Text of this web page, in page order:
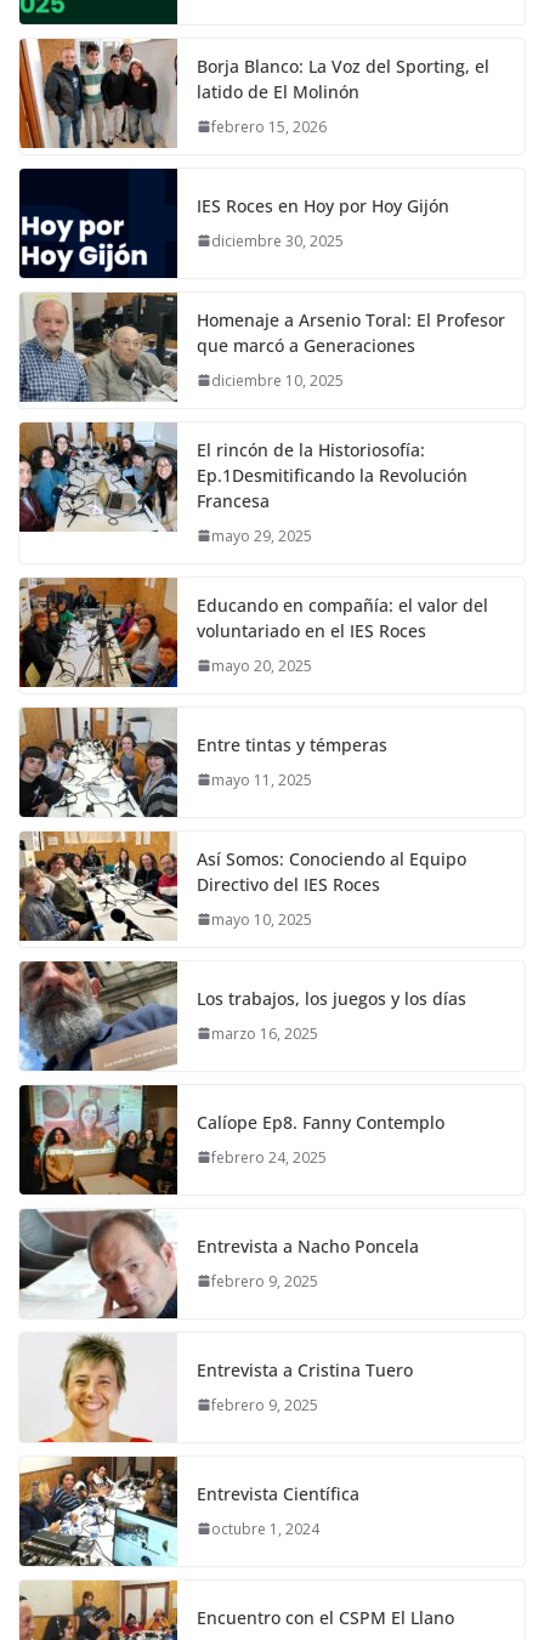
Borja Blanco: La Voz del Sporting, el
latido de El Molinón
febrero 15, 2026
IES Roces en Hoy por Hoy Gijón
diciembre 30, 2025
Homenaje a Arsenio Toral: El Profesor
que marcó a Generaciones
diciembre 10, 2025
El rincón de la Historiosofía:
Ep.1Desmitificando la Revolución
Francesa
mayo 29, 2025
Educando en compañía: el valor del
voluntariado en el IES Roces
mayo 20, 2025
Entre tintas y témperas
mayo 11, 2025
Así Somos: Conociendo al Equipo
Directivo del IES Roces
mayo 10, 2025
Los trabajos, los juegos y los días
marzo 16, 2025
Calíope Ep8. Fanny Contemplo
febrero 24, 2025
Entrevista a Nacho Poncela
febrero 9, 2025
Entrevista a Cristina Tuero
febrero 9, 2025
Entrevista Científica
octubre 1, 2024
Encuentro con el CSPM El Llano